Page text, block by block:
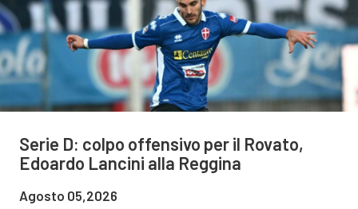
Serie D: colpo offensivo per il Rovato,
Edoardo Lancini alla Reggina
Agosto 05,2026